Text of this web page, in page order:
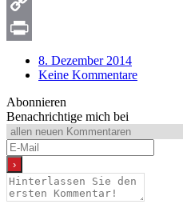
Copy
8. Dezember 2014
Keine Kommentare
Abonnieren
Benachrichtige mich bei